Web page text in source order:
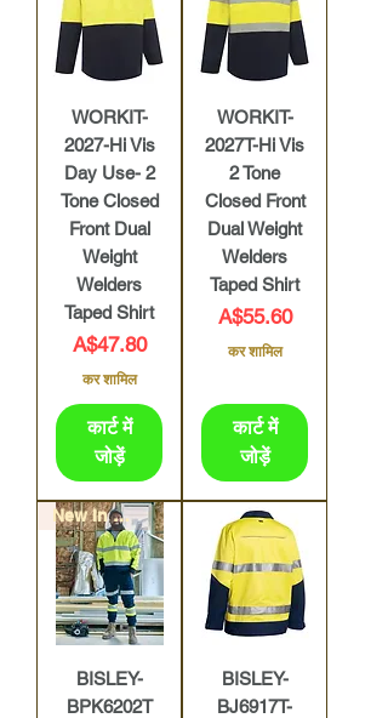
WORKIT-
2027-Hi Vis
Day Use- 2
Tone Closed
Front Dual
Weight
Welders
Taped Shirt
मूल्य
A$47.80
कर शामिल
कार्ट में
जोड़ें
WORKIT-
2027T-Hi Vis
2 Tone
Closed Front
Dual Weight
Welders
Taped Shirt
मूल्य
A$55.60
कर शामिल
कार्ट में
जोड़ें
New In Store
BISLEY-
BPK6202T
BISLEY-
BJ6917T-